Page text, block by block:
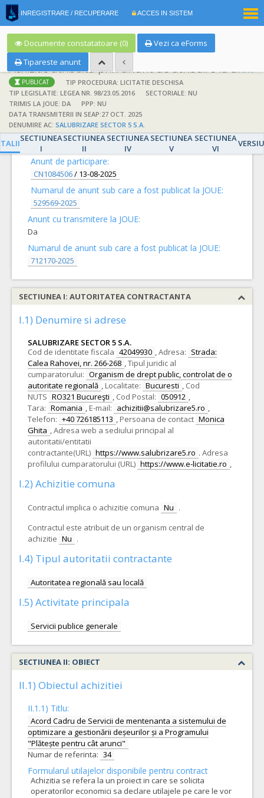
INREGISTRARE / RECUPERARE ACCES IN SISTEM
Documente constatatoare (0)
Vezi ca eForms
Tipareste anunt
Achizitie atribuita prin anunt de atribuire la anunt de participare
PUBLICAT
TIP PROCEDURA: LICITATIE DESCHISA
TIP LEGISLATIE: LEGEA NR. 98/23.05.2016
SECTORIALE: NU
TRIMIS LA JOUE: DA
PPP: NU
DATA TRANSMITERII IN SEAP:27 OCT. 2025
DENUMIRE AC: SALUBRIZARE SECTOR 5 S.A.
SECTIUNEA
I
SECTIUNEA
II
SECTIUNEA
IV
SECTIUNEA
V
SECTIUNEA
VI
DETALII
Anunt de participare:
CN1084506/ 13-08-2025
Numarul de anunt sub care a fost publicat la JOUE:
529569-2025
Anunt cu transmitere la JOUE:
Da
Numarul de anunt sub care a fost publicat la JOUE:
712170-2025
SECTIUNEA I: AUTORITATEA CONTRACTANTA
I.1) Denumire si adrese
SALUBRIZARE SECTOR 5 S.A.
Cod de identitate fiscala 42049930 ,Adresa: Strada:
Calea Rahovei, nr. 266-268 ,Tipul juridic al
cumparatorului: Organism de drept public, controlat de o
autoritate regională , Localitate: Bucuresti , Cod
NUTS RO321 Bucureşti , Cod Postal: 050912 ,
Tara: Romania , E-mail: achizitii@salubrizare5.ro ,
Telefon: +40 726185113 , Persoana de contact Monica
Ghita ,Adresa web a sediului principal al
autoritatii/entitatii
contractante(URL) https://www.salubrizare5.ro . Adresa
profilului cumparatorului (URL) https://www.e-licitatie.ro ,
I.2) Achizitie comuna
Contractul implica o achizitie comuna Nu .
Contractul este atribuit de un organism central de
achizitie Nu .
I.4) Tipul autoritatii contractante
Autoritatea regională sau locală
I.5) Activitate principala
Servicii publice generale
SECTIUNEA II: OBIECT
II.1) Obiectul achizitiei
II.1.1) Titlu:
Acord Cadru de Servicii de mentenanta a sistemului de
optimizare a gestionării deșeurilor și a Programului
"Plătește pentru cât arunci"
Numar de referinta: 34
Formularul utilajelor disponibile pentru contract
Achizitia se refera la un proiect in care se solicita
operatorilor economici sa declare utilajele pe care le vor